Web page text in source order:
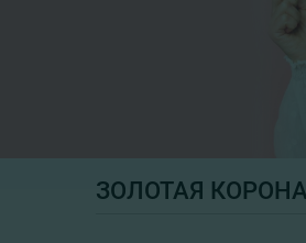
ЗОЛОТАЯ КОРОНА